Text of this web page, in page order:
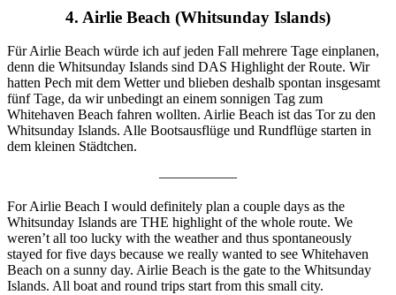
4. Airlie Beach (Whitsunday Islands)
Für Airlie Beach würde ich auf jeden Fall mehrere Tage einplanen,
denn die Whitsunday Islands sind DAS Highlight der Route. Wir
hatten Pech mit dem Wetter und blieben deshalb spontan insgesamt
fünf Tage, da wir unbedingt an einem sonnigen Tag zum
Whitehaven Beach fahren wollten. Airlie Beach ist das Tor zu den
Whitsunday Islands. Alle Bootsausflüge und Rundflüge starten in
dem kleinen Städtchen.
—————–
For Airlie Beach I would definitely plan a couple days as the
Whitsunday Islands are THE highlight of the whole route. We
weren’t all too lucky with the weather and thus spontaneously
stayed for five days because we really wanted to see Whitehaven
Beach on a sunny day. Airlie Beach is the gate to the Whitsunday
Islands. All boat and round trips start from this small city.